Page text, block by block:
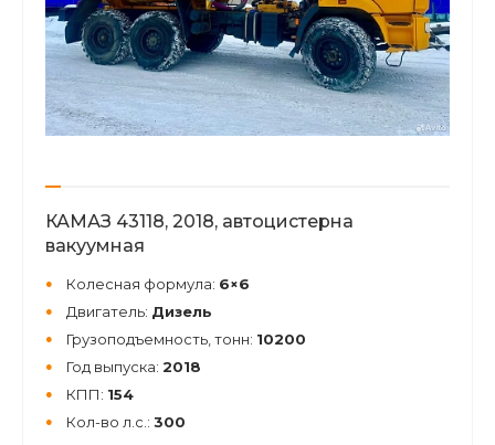
КАМАЗ 43118, 2018, автоцистерна
вакуумная
Колесная формула: 6×6
Двигатель: Дизель
Грузоподъемность, тонн: 10200
Год выпуска: 2018
КПП: 154
Кол-во л.с.: 300